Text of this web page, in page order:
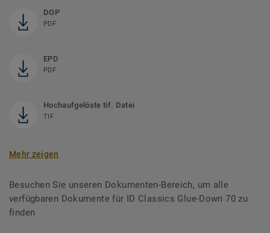
DOP
PDF
EPD
PDF
Hochaufgelöste tif. Datei
TIF
Mehr zeigen
Besuchen Sie unseren Dokumenten-Bereich, um alle
verfügbaren Dokumente für ID Classics Glue-Down 70 zu
finden